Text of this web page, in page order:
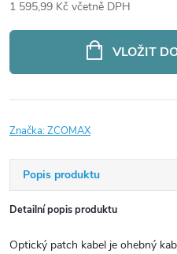
1 595,99 Kč včetně DPH
VLOŽIT
Značka:ZCOMAX
Popis produktu
Detailní popis produktu
Optický patch kabel je ohebný